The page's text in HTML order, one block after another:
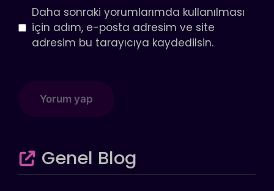
Daha sonraki yorumlarımda kullanılması
için adım, e-posta adresim ve site
adresim bu tarayıcıya kaydedilsin.
Genel Blog